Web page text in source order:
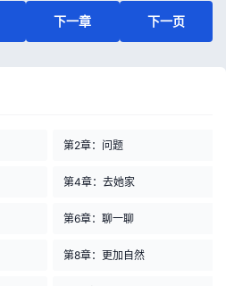
下一章 下一页
第2章：问题
第4章：去她家
第6章：聊一聊
第8章：更加自然